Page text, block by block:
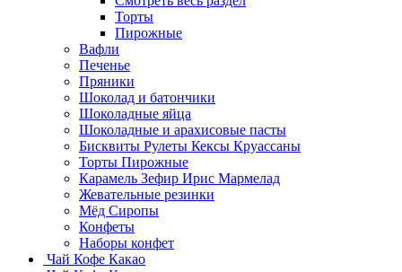
Торты
Пирожные
Вафли
Печенье
Пряники
Шоколад и батончики
Шоколадные яйца
Шоколадные и арахисовые пасты
Бисквиты Рулеты Кексы Круассаны
Торты Пирожные
Карамель Зефир Ирис Мармелад
Жевательные резинки
Мёд Сиропы
Конфеты
Наборы конфет
Чай Кофе Какао